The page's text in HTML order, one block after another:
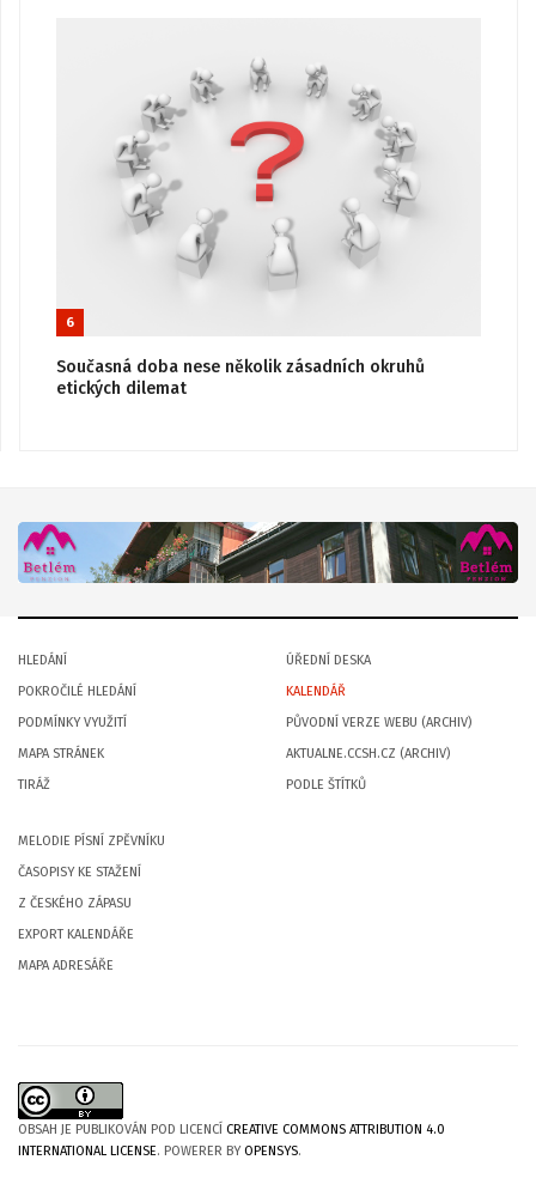
6
Současná doba nese několik zásadních okruhů
etických dilemat
HLEDÁNÍ
POKROČILÉ HLEDÁNÍ
PODMÍNKY VYUŽITÍ
MAPA STRÁNEK
TIRÁŽ
ÚŘEDNÍ DESKA
KALENDÁŘ
PŮVODNÍ VERZE WEBU (ARCHIV)
AKTUALNE.CCSH.CZ (ARCHIV)
PODLE ŠTÍTKŮ
MELODIE PÍSNÍ ZPĚVNÍKU
ČASOPISY KE STAŽENÍ
Z ČESKÉHO ZÁPASU
EXPORT KALENDÁŘE
MAPA ADRESÁŘE
OBSAH JE PUBLIKOVÁN POD LICENCÍ CREATIVE COMMONS ATTRIBUTION 4.0
INTERNATIONAL LICENSE. POWERER BYOPENSYS.